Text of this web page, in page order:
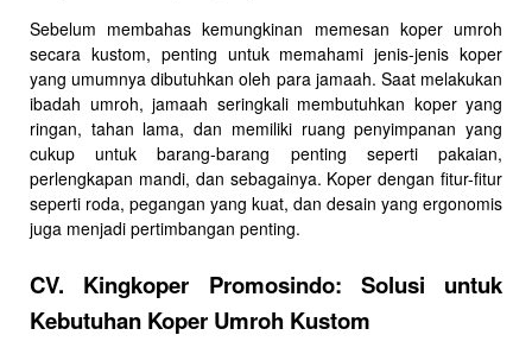
Sebelum membahas kemungkinan memesan koper umroh
secara kustom, penting untuk memahami jenis-jenis koper
yang umumnya dibutuhkan oleh para jamaah. Saat melakukan
ibadah umroh, jamaah seringkali membutuhkan koper yang
ringan, tahan lama, dan memiliki ruang penyimpanan yang
cukup untuk barang-barang penting seperti pakaian,
perlengkapan mandi, dan sebagainya. Koper dengan fitur-fitur
seperti roda, pegangan yang kuat, dan desain yang ergonomis
juga menjadi pertimbangan penting.
CV. Kingkoper Promosindo: Solusi untuk
Kebutuhan Koper Umroh Kustom